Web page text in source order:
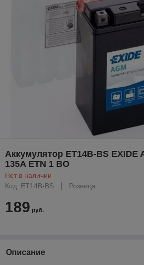
Аккумулятор ET14B-BS EXIDE
135A ETN 1 BO
Нет в наличии
Код: ET14B-BS
Розница
189 руб.
Описание